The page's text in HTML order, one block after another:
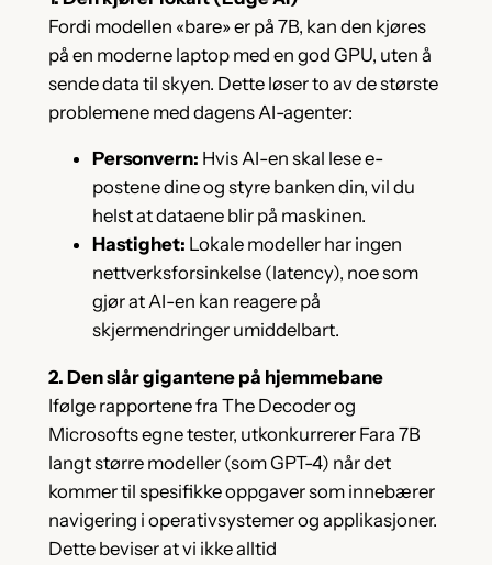
Fordi modellen «bare» er på 7B, kan den kjøres
på en moderne laptop med en god GPU, uten å
sende data til skyen. Dette løser to av de største
problemene med dagens AI-agenter:
Personvern: Hvis AI-en skal lese e-
postene dine og styre banken din, vil du
helst at dataene blir på maskinen.
Hastighet: Lokale modeller har ingen
nettverksforsinkelse (latency), noe som
gjør at AI-en kan reagere på
skjermendringer umiddelbart.
2. Den slår gigantene på hjemmebane
Ifølge rapportene fra The Decoder og
Microsofts egne tester, utkonkurrerer Fara 7B
langt større modeller (som GPT-4) når det
kommer til spesifikke oppgaver som innebærer
navigering i operativsystemer og applikasjoner.
Dette beviser at vi ikke alltid